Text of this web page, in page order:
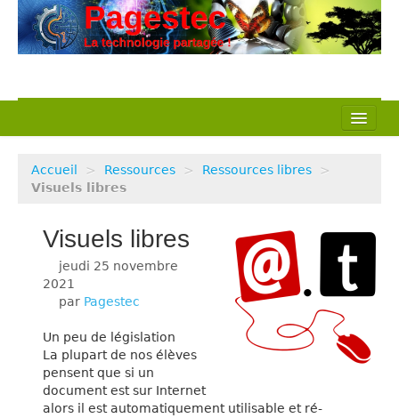
Nos actions
Pédagogie
Ressources
Veille Techno
Accueil > Ressources > Ressources libres
>
Visuels libres
Visuels libres
jeudi 25 novembre
2021
par Pagestec
Un peu de législation
La plupart de nos élèves
pensent que si un
document est sur Internet
alors il est automatiquement utilisable et ré-